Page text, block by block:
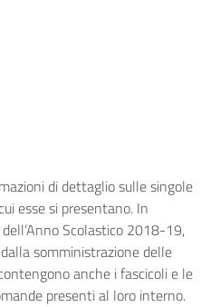
di dettaglio sulle singole
esse si presentano. In
Scolastico 2018-19,
somministrazione delle
anche i fascicoli e le
presenti al loro interno.